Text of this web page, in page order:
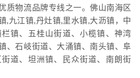
质物流品牌专线之一。佛山南海区
,九江镇,丹灶镇,里水镇,大沥镇，中
镇、五桂山街道、小榄镇、神湾
、石岐街道、大涌镇、南头镇、阜
道、坦洲镇、民众街道、南朗街